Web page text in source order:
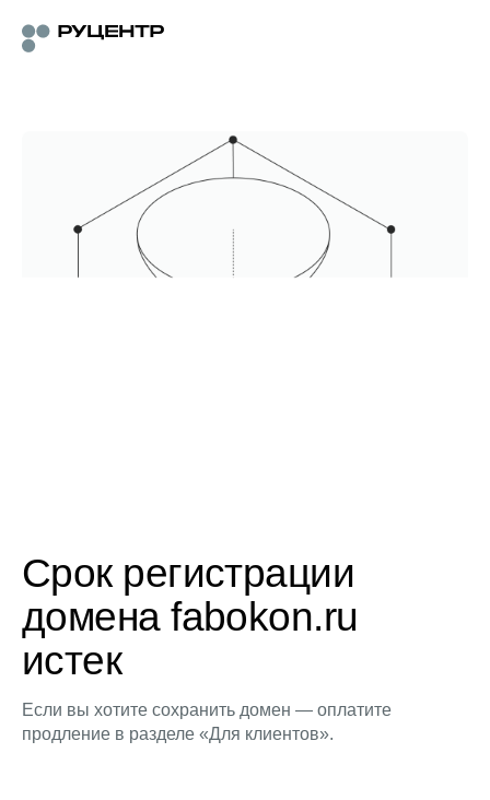
Срок регистрации
домена fabokon.ru
истек
Если вы хотите сохранить домен — оплатите
продление в разделе «Для клиентов».